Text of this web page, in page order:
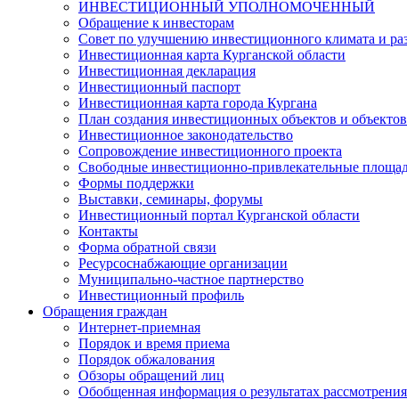
ИНВЕСТИЦИОННЫЙ УПОЛНОМОЧЕННЫЙ
Обращение к инвесторам
Совет по улучшению инвестиционного климата и
Инвестиционная карта Курганской области
Инвестиционная декларация
Инвестиционный паспорт
Инвестиционная карта города Кургана
План создания инвестиционных объектов и
Инвестиционное законодательство
Сопровождение инвестиционного проекта
Свободные инвестиционно-привлекательные
Формы поддержки
Выставки, семинары, форумы
Инвестиционный портал Курганской области
Контакты
Форма обратной связи
Ресурсоснабжающие организации
Муниципально-частное партнерство
Инвестиционный профиль
Обращения граждан
Интернет-приемная
Порядок и время приема
Порядок обжалования
Обзоры обращений лиц
Обобщенная информация о результатах